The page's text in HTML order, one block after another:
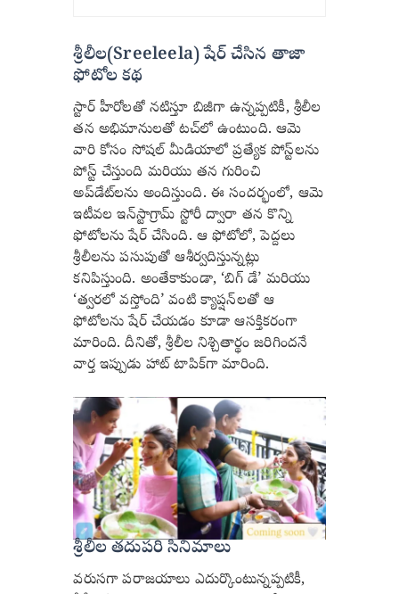
శ్రీలీల(Sreeleela) షేర్ చేసిన తాజా
ఫోటోల కథ
స్టార్ హీరోలతో నటిస్తూ బిజీగా ఉన్నప్పటికీ, శ్రీలీల
తన అభిమానులతో టచ్‌లో ఉంటుంది. ఆమె
వారి కోసం సోషల్ మీడియాలో ప్రత్యేక పోస్ట్‌లను
పోస్ట్ చేస్తుంది మరియు తన గురించి
అప్‌డేట్‌లను అందిస్తుంది. ఈ సందర్భంలో, ఆమె
ఇటీవల ఇన్‌స్టాగ్రామ్ స్టోరీ ద్వారా తన కొన్ని
ఫోటోలను షేర్ చేసింది. ఆ ఫోటోలో, పెద్దలు
శ్రీలీలను పసుపుతో ఆశీర్వదిస్తున్నట్లు
కనిపిస్తుంది. అంతేకాకుండా, ‘బిగ్ డే’ మరియు
‘త్వరలో వస్తోంది’ వంటి క్యాప్షన్‌లతో ఆ
ఫోటోలను షేర్ చేయడం కూడా ఆసక్తికరంగా
మారింది. దీనితో, శ్రీలీల నిశ్చితార్థం జరిగిందనే
వార్త ఇప్పుడు హాట్ టాపిక్‌గా మారింది.
శ్రీలీల తదుపరి సినిమాలు
వరుసగా పరాజయాలు ఎదుర్కొంటున్నప్పటికీ,